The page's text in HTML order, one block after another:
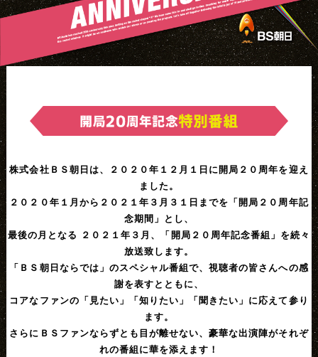
株式会社ＢＳ朝日は、２０２０年１２月１日に開局２０周年を迎え
ました。
２０２０年１月から２０２１年３月３１日までを「開局２０周年記
念期間」とし、
最後の月となる ２０２１年３月、「開局２０周年記念番組」を続々
放送致します。
「ＢＳ朝日ならでは」のスペシャル番組で、視聴者の皆さんへの感
謝を表すとともに、
コアなファンの「見たい」「知りたい」「聞きたい」に応えて参り
ます。
さらにＢＳファンならずとも目が離せない、豪華な出演陣がそれぞ
れの番組に華を添えます！